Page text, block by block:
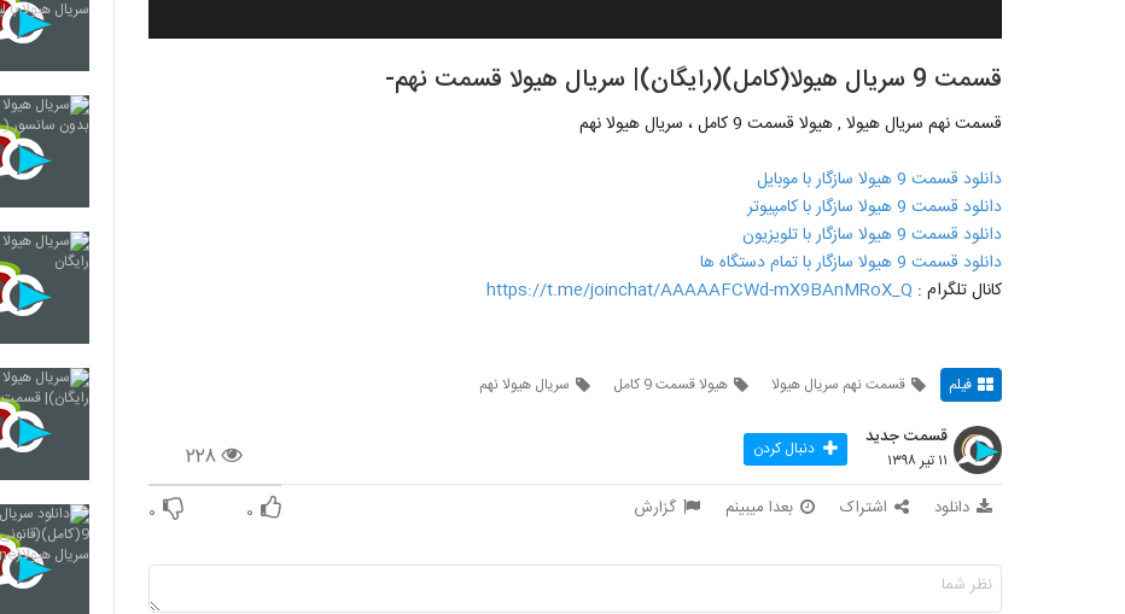
قسمت 9 سریال هیولا(کامل)(رایگان)| سریال هیولا قسمت نهم-
قسمت نهم سریال هیولا , هیولا قسمت 9 کامل ، سریال هیولا نهم
دانلود قسمت 9 هیولا سازگار با موبایل
دانلود قسمت 9 هیولا سازگار با کامپیوتر
دانلود قسمت 9 هیولا سازگار با تلویزیون
دانلود قسمت 9 هیولا سازگار با تمام دستگاه ها
کانال تلگرام : https://t.me/joinchat/AAAAAFCWd-mX9BAnMRoX_Q
فیلم قسمت نهم سریال هیولا هیولا قسمت 9 کامل سریال هیولا نهم
۲۲۸
قسمت جدید
۱۱ تیر ۱۳۹۸ دنبال کردن
دانلود اشتراک بعدا میبینم گزارش ۰ ۰